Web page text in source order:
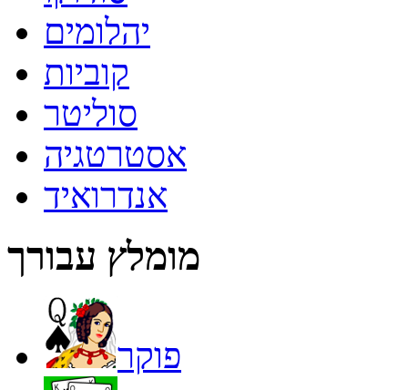
יהלומים
קוביות
סוליטר
אסטרטגיה
אנדרואיד
מומלץ עבורך
פוקר